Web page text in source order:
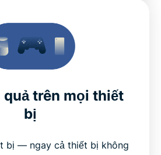
quả trên mọi thiết
bị
bị — ngay cả thiết bị không